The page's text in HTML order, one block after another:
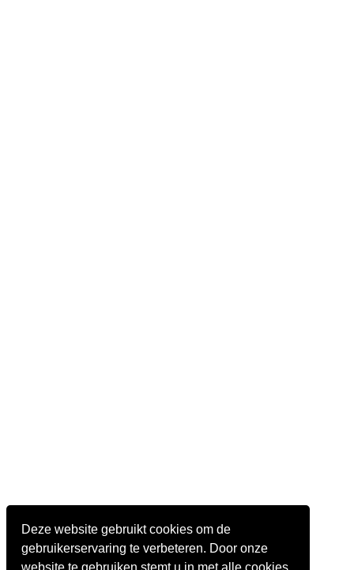
Deze website gebruikt cookies om de
gebruikerservaring te verbeteren. Door onze
website te gebruiken stemt u in met alle cookies